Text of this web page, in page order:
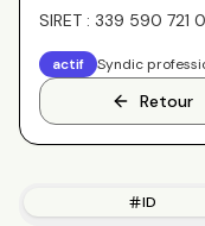
SIRET : 339 590 721
actif Syndic
Retour
ID